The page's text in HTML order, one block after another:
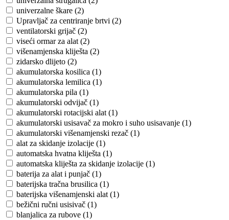
univerzalne škare (2)
Upravljač za centriranje brtvi (2)
ventilatorski grijač (2)
viseći ormar za alat (2)
višenamjenska kliješta (2)
zidarsko dlijeto (2)
akumulatorska kosilica (1)
akumulatorska lemilica (1)
akumulatorska pila (1)
akumulatorski odvijač (1)
akumulatorski rotacijski alat (1)
akumulatorski usisavač za mokro i suho usisavanje (1)
akumulatorski višenamjenski rezač (1)
alat za skidanje izolacije (1)
automatska hvatna kliješta (1)
automatska kliješta za skidanje izolacije (1)
baterija za alat i punjač (1)
baterijska tračna brusilica (1)
baterijska višenamjenski alat (1)
bežični ručni usisivač (1)
blanjalica za rubove (1)